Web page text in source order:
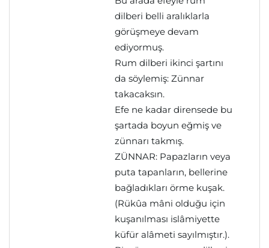
dilberi belli aralıklarla
görüşmeye devam
ediyormuş.
Rum dilberi ikinci şartını
da söylemiş: Zünnar
takacaksın.
Efe ne kadar dirensede bu
şartada boyun eğmiş ve
zünnarı takmış.
ZÜNNAR: Papazların veya
puta tapanların, bellerine
bağladıkları örme kuşak.
(Rükûa mâni olduğu için
kuşanılması islâmiyette
küfür alâmeti sayılmıştır.).